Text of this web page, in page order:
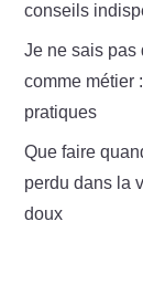
conseils
Je ne sais pas
comme métier
pratiques
Que faire
perdu dans la
doux